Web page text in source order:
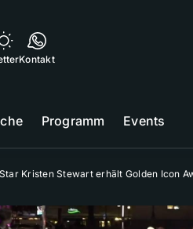
Kontakt
Programm Events
Kristen Stewart erhält Golden Icon